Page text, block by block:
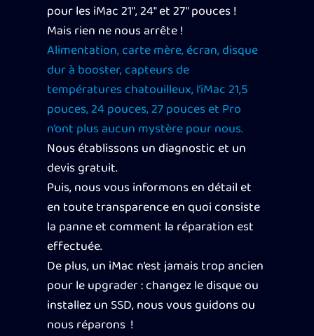
pour les iMac 21″, 24″ et 27″ pouces !
Mais rien ne nous arrête !
Alimentation, carte mère, écran, disque
dur à booster, capteurs de
températures chatouilleux, l’iMac 21,5
pouces, 24 pouces, 27 pouces et Pro
n’ont plus aucun mystère pour nous.
Nous établissons un diagnostic et un
devis gratuit.
Puis, nous vous informons en détail et
en toute transparence en quoi consiste
la panne et comment la réparation est
effectuée.
De plus, un iMac n’est jamais trop ancien
pour le upgrader : changez le disque ou
installez un SSD, nous vous guidons ou
nous réparons !